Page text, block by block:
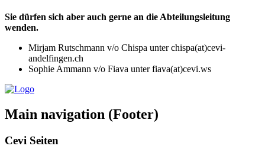
Sie dürfen sich aber auch gerne an die Abteilungsleitung
wenden.
Mirjam Rutschmann v/o Chispa unter chispa(at)cevi-
andelfingen.ch
Sophie Ammann v/o Fiava unter fiava(at)cevi.ws
Main navigation (Footer)
Cevi Seiten